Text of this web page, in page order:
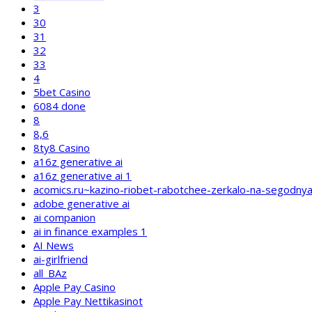
3
30
31
32
33
4
5bet Casino
6084 done
8
8,6
8ty8 Casino
a16z generative ai
a16z generative ai 1
acomics.ru~kazino-riobet-rabotchee-zerkalo-na-
adobe generative ai
ai companion
ai in finance examples 1
AI News
ai-girlfriend
all_BAz
Apple Pay Casino
Apple Pay Nettikasinot